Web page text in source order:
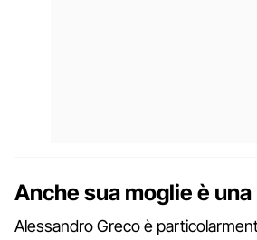
Anche sua moglie è
Alessandro Greco è